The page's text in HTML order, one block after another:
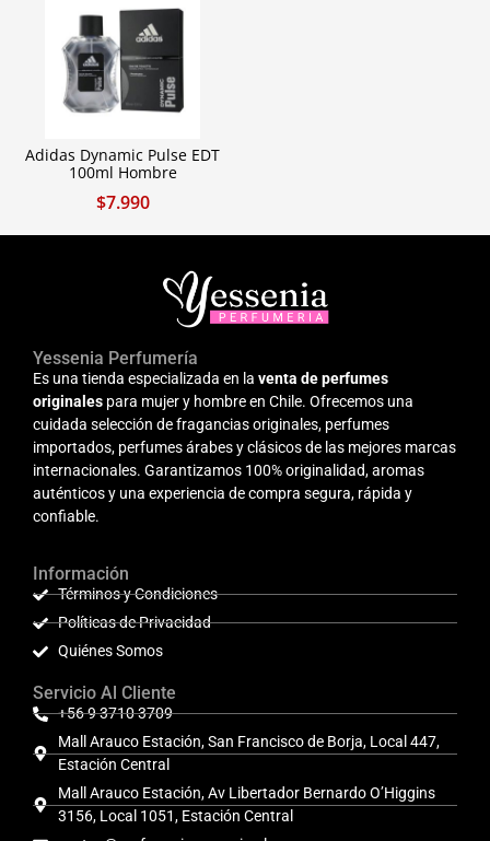
Adidas Dynamic Pulse EDT
100ml Hombre
$7.990
Yessenia Perfumería
Es una tienda especializada en la venta de perfumes
originales para mujer y hombre en Chile. Ofrecemos una
cuidada selección de fragancias originales, perfumes
importados, perfumes árabes y clásicos de las mejores marcas
internacionales. Garantizamos 100% originalidad, aromas
auténticos y una experiencia de compra segura, rápida y
confiable.
Información
Términos y Condiciones
Políticas de Privacidad
Quiénes Somos
Servicio Al Cliente
+56 9 3710 3709
Mall Arauco Estación, San Francisco de Borja, Local 447,
Estación Central
Mall Arauco Estación, Av Libertador Bernardo O’Higgins
3156, Local 1051, Estación Central